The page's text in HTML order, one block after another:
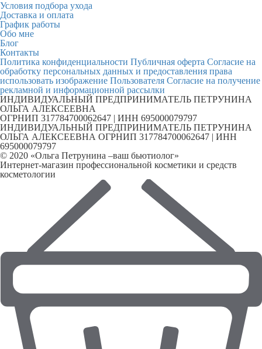
Условия подбора ухода
Доставка и оплата
График работы
Обо мне
Блог
Контакты
Политика конфиденциальности Публичная оферта Согласие на
обработку персональных данных и предоставления права
использовать изображение Пользователя Согласие на получение
рекламной и информационной рассылки
ИНДИВИДУАЛЬНЫЙ ПРЕДПРИНИМАТЕЛЬ ПЕТРУНИНА
ОЛЬГА АЛЕКСЕЕВНА
ОГРНИП 317784700062647 | ИНН 695000079797
ИНДИВИДУАЛЬНЫЙ ПРЕДПРИНИМАТЕЛЬ ПЕТРУНИНА
ОЛЬГА АЛЕКСЕЕВНА ОГРНИП 317784700062647 | ИНН
695000079797
© 2020 «Ольга Петрунина –ваш бьютиолог»
Интернет-магазин профессиональной косметики и средств
косметологии